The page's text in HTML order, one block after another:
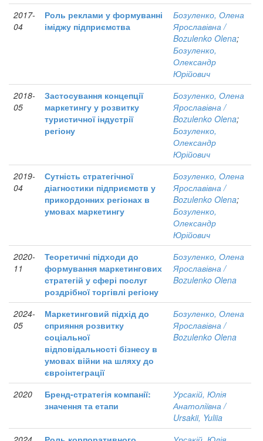
2017-
04
Роль реклами у формуванні
іміджу підприємства
Бозуленко, Олена
Ярославівна /
Bozulenko Olena;
Бозуленко,
Олександр
Юрійович
2018-
05
Застосування концепції
маркетингу у розвитку
туристичної індустрії
регіону
Бозуленко, Олена
Ярославівна /
Bozulenko Olena;
Бозуленко,
Олександр
Юрійович
2019-
04
Сутність стратегічної
діагностики підприємств у
прикордонних регіонах в
умовах маркетингу
Бозуленко, Олена
Ярославівна /
Bozulenko Olena;
Бозуленко,
Олександр
Юрійович
2020-
11
Теоретичні підходи до
формування маркетингових
стратегій у сфері послуг
роздрібної торгівлі регіону
Бозуленко, Олена
Ярославівна /
Bozulenko Olena
2024-
05
Маркетинговий підхід до
сприяння розвитку
соціальної
відповідальності бізнесу в
умовах війни на шляху до
євроінтеграції
Бозуленко, Олена
Ярославівна /
Bozulenko Olena
2020
Бренд-стратегія компанії:
значення та етапи
Урсакій, Юлія
Анатоліївна /
Ursakii, Yuliia